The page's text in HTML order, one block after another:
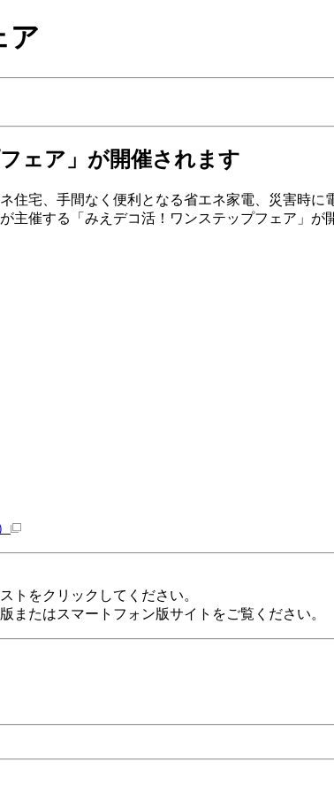
ア
ェア」が開催されます
住宅、手間なく便利となる省エネ家電、災害時
催する「みえデコ活！ワンステップフェア」が
トをクリックしてください。
またはスマートフォン版サイトをご覧ください。